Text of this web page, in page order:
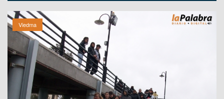
Viedma